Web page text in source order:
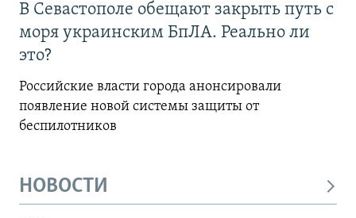
В Севастополе обещают закрыть путь с
моря украинским БпЛА. Реально ли
это?
Российские власти города анонсировали
появление новой системы защиты от
беспилотников
НОВОСТИ